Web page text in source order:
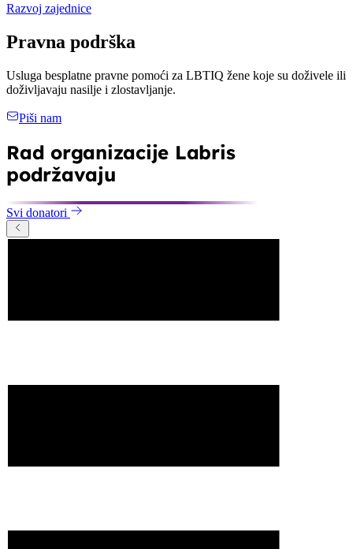
Razvoj zajednice
Pravna podrška
Usluga besplatne pravne pomoći za LBTIQ žene koje su doživele ili
doživljavaju nasilje i zlostavljanje.
Piši nam
Rad organizacije Labris
podržavaju
Svi donatori